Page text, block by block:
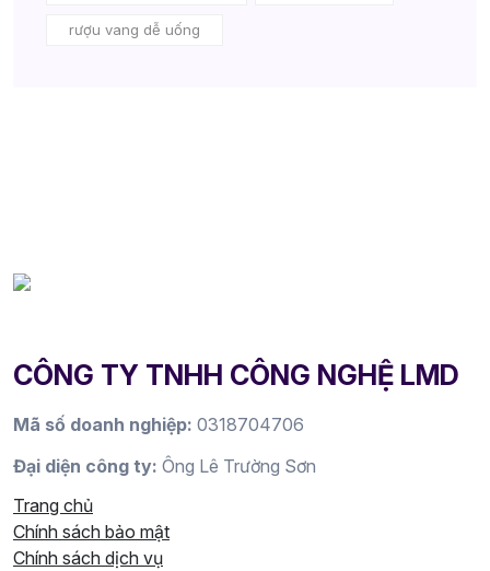
rượu vang dễ uống
CÔNG TY TNHH CÔNG NGHỆ LMD
Mã số doanh nghiệp: 0318704706
Đại diện công ty: Ông Lê Trường Sơn
Trang chủ
Chính sách bảo mật
Chính sách dịch vụ